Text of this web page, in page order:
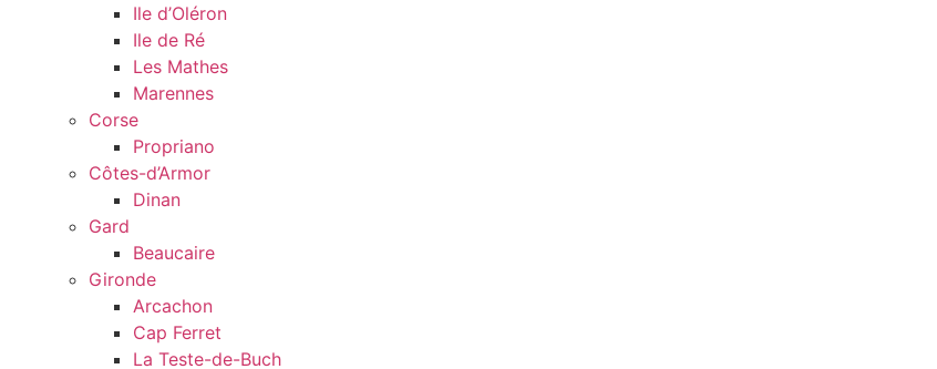
Ile d’Oléron
Ile de Ré
Les Mathes
Marennes
Corse
Propriano
Côtes-d’Armor
Dinan
Gard
Beaucaire
Gironde
Arcachon
Cap Ferret
La Teste-de-Buch